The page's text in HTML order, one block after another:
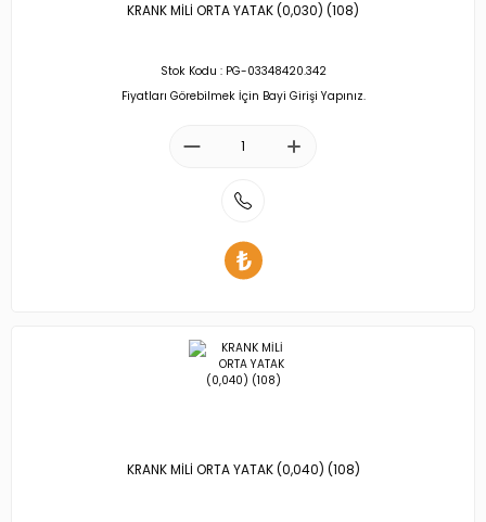
KRANK MİLİ ORTA YATAK (0,030) (108)
Stok Kodu : PG-03348420.342
Fiyatları Görebilmek İçin Bayi Girişi Yapınız.
KRANK MİLİ ORTA YATAK (0,040) (108)